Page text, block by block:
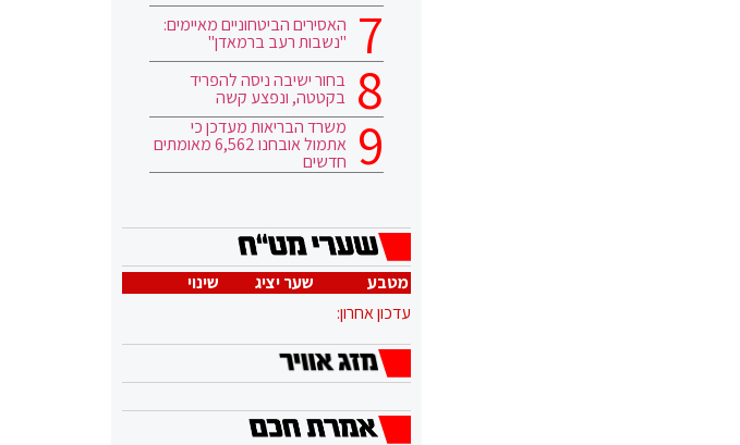
האסירים הביטחוניים מאיימים:
"נשבות רעב ברמאדן"
בחור ישיבה ניסה להפריד
בקטטה, ונפצע קשה
משרד הבריאות מעדכן כי
אתמול אובחנו 6,562 מאומתים
חדשים
מטבע שער יציג
שינוי
עדכון אחרון: